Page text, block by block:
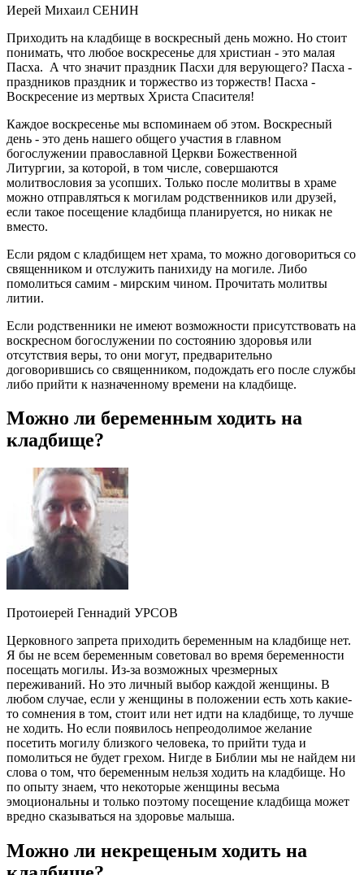
Иерей Михаил СЕНИН
Приходить на кладбище в воскресный день можно. Но стоит
понимать, что любое воскресенье для христиан - это малая
Пасха. А что значит праздник Пасхи для верующего? Пасха -
праздников праздник и торжество из торжеств! Пасха -
Воскресение из мертвых Христа Спасителя!
Каждое воскресенье мы вспоминаем об этом. Воскресный
день - это день нашего общего участия в главном
богослужении православной Церкви Божественной
Литургии, за которой, в том числе, совершаются
молитвословия за усопших. Только после молитвы в храме
можно отправляться к могилам родственников или друзей,
если такое посещение кладбища планируется, но никак не
вместо.
Если рядом с кладбищем нет храма, то можно договориться со
священником и отслужить панихиду на могиле. Либо
помолиться самим - мирским чином. Прочитать молитвы
литии.
Если родственники не имеют возможности присутствовать на
воскресном богослужении по состоянию здоровья или
отсутствия веры, то они могут, предварительно
договорившись со священником, подождать его после службы
либо прийти к назначенному времени на кладбище.
Можно ли беременным ходить на
кладбище?
Протоиерей Геннадий УРСОВ
Церковного запрета приходить беременным на кладбище нет.
Я бы не всем беременным советовал во время беременности
посещать могилы. Из-за возможных чрезмерных
переживаний. Но это личный выбор каждой женщины. В
любом случае, если у женщины в положении есть хоть какие-
то сомнения в том, стоит или нет идти на кладбище, то лучше
не ходить. Но если появилось непреодолимое желание
посетить могилу близкого человека, то прийти туда и
помолиться не будет грехом. Нигде в Библии мы не найдем ни
слова о том, что беременным нельзя ходить на кладбище. Но
по опыту знаем, что некоторые женщины весьма
эмоциональны и только поэтому посещение кладбища может
вредно сказываться на здоровье малыша.
Можно ли некрещеным ходить на